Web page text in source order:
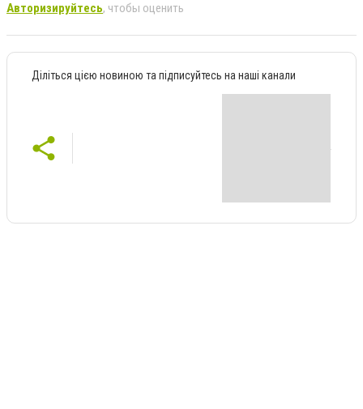
Авторизируйтесь, чтобы оценить
Діліться цією новиною та підписуйтесь на наші канали